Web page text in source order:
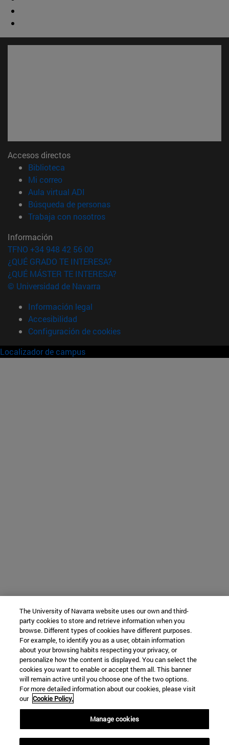
Accesos directos
Biblioteca
Mi correo(abre en nueva ventana)
Aula virtual ADI
Búsqueda de personas(abre en nueva ventana)
Trabaja con nosotros(abre en nueva ventana)
Información
TFNO +34 948 42 56 00
¿QUÉ GRADO TE INTERESA?
¿QUÉ MÁSTER TE INTERESA?
© Universidad de Navarra
Información legal
Accesibilidad
Configuración de cookies
Localizador de campus
The University of Navarra website uses our own and third-
party cookies to store and retrieve information when you
browse. Different types of cookies have different purposes.
For example, to identify you as a user, obtain information
about your browsing habits respecting your privacy, or
personalize how the content is displayed. You can select the
cookies you want to enable or accept them all. This banner
will remain active until you choose one of the two options.
For more detailed information about our cookies, please visit
our Cookie Policy.
Manage cookies